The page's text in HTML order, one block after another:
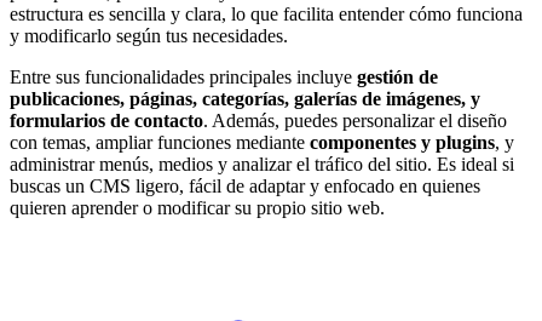
estructura es sencilla y clara, lo que facilita entender cómo funciona
y modificarlo según tus necesidades.
Entre sus funcionalidades principales incluye gestión de
publicaciones, páginas, categorías, galerías de imágenes, y
formularios de contacto. Además, puedes personalizar el diseño
con temas, ampliar funciones mediante componentes y plugins, y
administrar menús, medios y analizar el tráfico del sitio. Es ideal si
buscas un CMS ligero, fácil de adaptar y enfocado en quienes
quieren aprender o modificar su propio sitio web.